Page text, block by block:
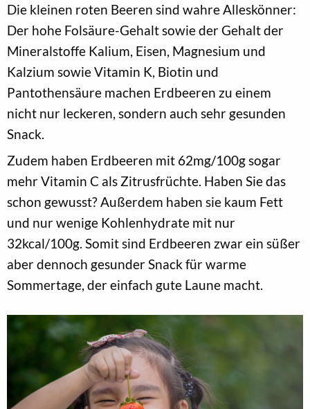
Die kleinen roten Beeren sind wahre Alleskönner:
Der hohe Folsäure-Gehalt sowie der Gehalt der
Mineralstoffe Kalium, Eisen, Magnesium und
Kalzium sowie Vitamin K, Biotin und
Pantothensäure machen Erdbeeren zu einem
nicht nur leckeren, sondern auch sehr gesunden
Snack.
Zudem haben Erdbeeren mit 62mg/100g sogar
mehr Vitamin C als Zitrusfrüchte. Haben Sie das
schon gewusst? Außerdem haben sie kaum Fett
und nur wenige Kohlenhydrate mit nur
32kcal/100g. Somit sind Erdbeeren zwar ein süßer
aber dennoch gesunder Snack für warme
Sommertage, der einfach gute Laune macht.